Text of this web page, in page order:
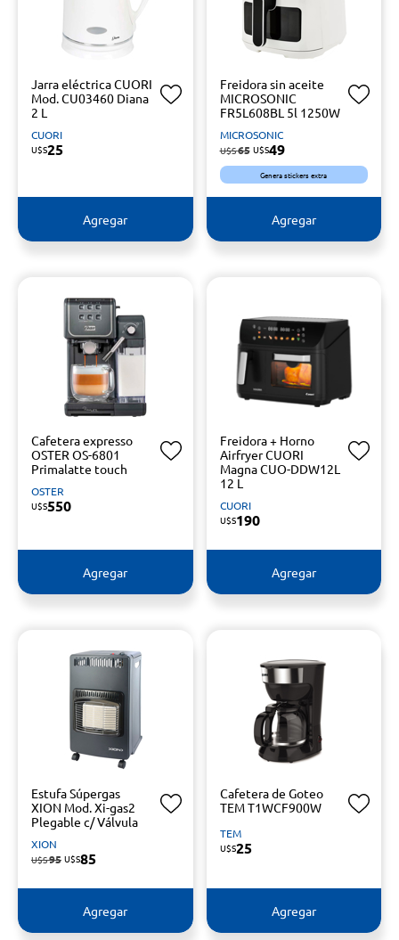
Jarra eléctrica CUORI
Mod. CU03460 Diana
2 L
CUORI
U$S25
Agregar
Freidora sin aceite
MICROSONIC
FR5L608BL 5l 1250W
MICROSONIC
U$S65 U$S49
Genera stickers extra
Agregar
Cafetera expresso
OSTER OS-6801
Primalatte touch
OSTER
U$S550
Agregar
Freidora + Horno
Airfryer CUORI
Magna CUO-DDW12L
12 L
CUORI
U$S190
Agregar
Estufa Súpergas
XION Mod. Xi-gas2
Plegable c/ Válvula
XION
U$S95 U$S85
Agregar
Cafetera de Goteo
TEM T1WCF900W
TEM
U$S25
Agregar